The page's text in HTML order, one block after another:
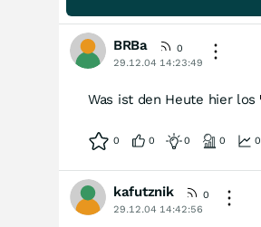
BRBa
0
29.12.04 14:23:49
Was ist den Heute hier los
0 0 0 0 0
kafutznik
0
29.12.04 14:42:56